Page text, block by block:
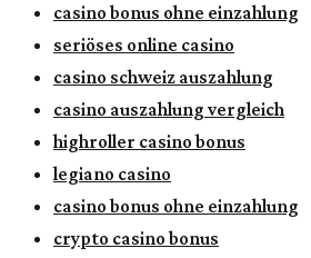
casino bonus ohne einzahlung
seriöses online casino
casino schweiz auszahlung
casino auszahlung vergleich
highroller casino bonus
legiano casino
casino bonus ohne einzahlung
crypto casino bonus